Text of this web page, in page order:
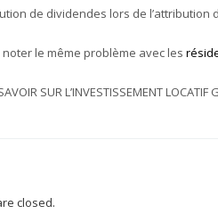
de dividendes lors de l’attribution
noter le même problème avec les
SUR L’INVESTISSEMENT LOCATIF
closed.